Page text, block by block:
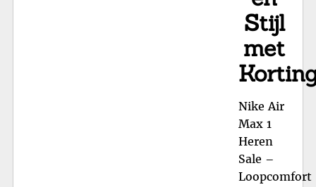
Stijl
met
Nike Air
Max 1
Heren
Sale –
Loopcomfort